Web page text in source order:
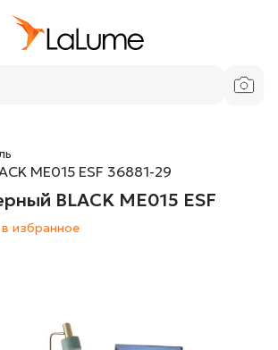
ME015 ESF 36881-29
BLACK ME015 ESF
избранное
черный BLACK ME015 ESF